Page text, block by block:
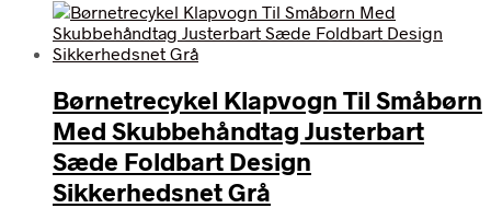
Børnetrecykel Klapvogn Til Småbørn
Med Skubbehåndtag Justerbart
Sæde Foldbart Design
Sikkerhedsnet Grå